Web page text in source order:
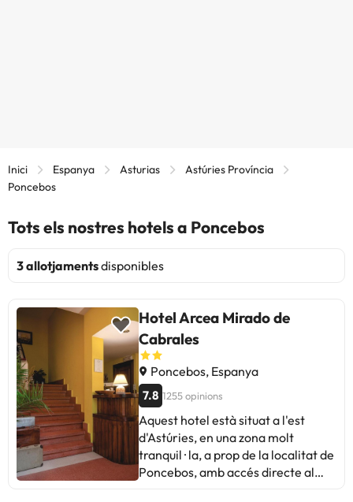
Inici Espanya Asturias
Astúries Província
Poncebos
Tots els nostres hotels a Poncebos
3 allotjamentsdisponibles
Hotel Arcea Mirado de
Cabrales
Poncebos, Espanya
7.8 1255 opinions
Aquest hotel està situat a l'est
d'Astúries, en una zona molt
tranquil · la, a prop de la localitat de
Poncebos, amb accés directe al